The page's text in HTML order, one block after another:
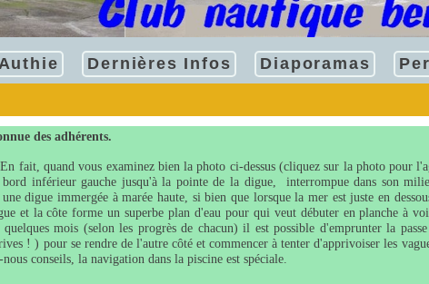
Dernières Infos Diaporamas
des adhérents.
fait, quand vous examinez bien la photo ci-dessus (cliquez sur la photo pour
bord inférieur gauche jusqu'à la pointe de la digue, interrompue dans son
une digue immergée à marée haute, si bien que lorsque la mer est juste en
et la côte forme un superbe plan d'eau pour qui veut débuter en planche à
quelques mois (selon les progrès de chacun) il est possible d'emprunter la
! ) pour se rendre de l'autre côté et commencer à tenter d'apprivoiser les
conseils, la navigation dans la piscine est spéciale.